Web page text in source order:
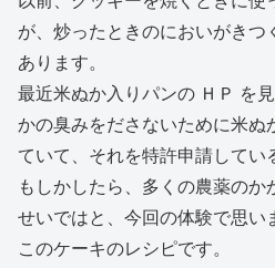
が、炒ったときのにおいがきつ
あります。
最近米ぬか入りパンの ＨＰ を
かの臭みをださないために米ぬ
ていて、それを特許申請してい
もしかしたら、多くの農薬のか
せいではと、今回の体験で思い
このケーキのレシピです。